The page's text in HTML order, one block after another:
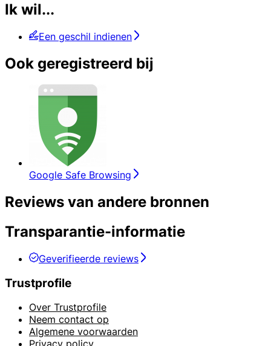
Ik wil...
Een geschil indienen
Ook geregistreerd bij
Google Safe Browsing
Reviews van andere bronnen
Transparantie-informatie
Geverifieerde reviews
Trustprofile
Over Trustprofile
Neem contact op
Algemene voorwaarden